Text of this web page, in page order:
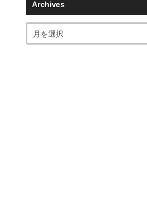
Archives